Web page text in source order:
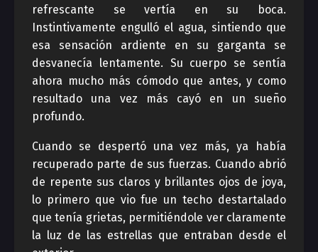
refrescante se vertía en su boca.
Instintivamente engulló el agua, sintiendo que
esa sensación ardiente en su garganta se
desvanecía lentamente. Su cuerpo se sentía
ahora mucho más cómodo que antes, y como
resultado una vez más cayó en un sueño
profundo.
Cuando se despertó una vez más, ya había
recuperado parte de sus fuerzas. Cuando abrió
de repente sus claros y brillantes ojos de joya,
lo primero que vio fue un techo destartalado
que tenía grietas, permitiéndole ver claramente
la luz de las estrellas que entraban desde el